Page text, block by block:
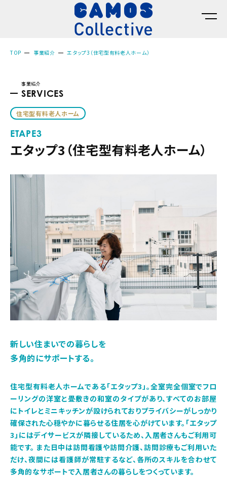
TOP 事業紹介 エタップ3（住宅型有料老人ホーム）
事業紹介
SERVICES
住宅型有料老人ホーム
ETAPE3
エタップ3（住宅型有料老人ホーム）
新しい住まいでの暮らしを
多角的にサポートする。
住宅型有料老人ホームである「エタップ3」。全室完全個室でフロ
ーリングの洋室と畳敷きの和室のタイプがあり、すべてのお部屋
にトイレとミニキッチンが設けられておりプライバシーがしっかり
確保された心穏やかに暮らせる住居を心がけています。「エタップ
3」にはデイサービスが隣接しているため、入居者さんもご利用可
能です。 また日中は訪問看護や訪問介護、訪問診療もご利用いた
だけ、夜間には看護師が常駐するなど、各所のスキルを合わせて
多角的なサポートで入居者さんの暮らしをつくっています。